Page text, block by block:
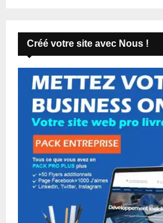
Créé votre site avec Nous !